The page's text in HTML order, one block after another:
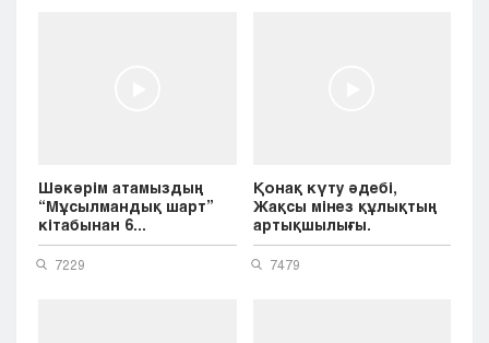
Шәкәрім атамыздың
“Мұсылмандық шарт”
кітабынан 6...
7229
Қонақ күту әдебі,
Жақсы мінез құлықтың
артықшылығы.
7479